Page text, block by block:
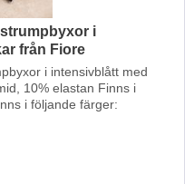
i
från Fiore
i intensivblått med
10% elastan Finns i
i följande färger: